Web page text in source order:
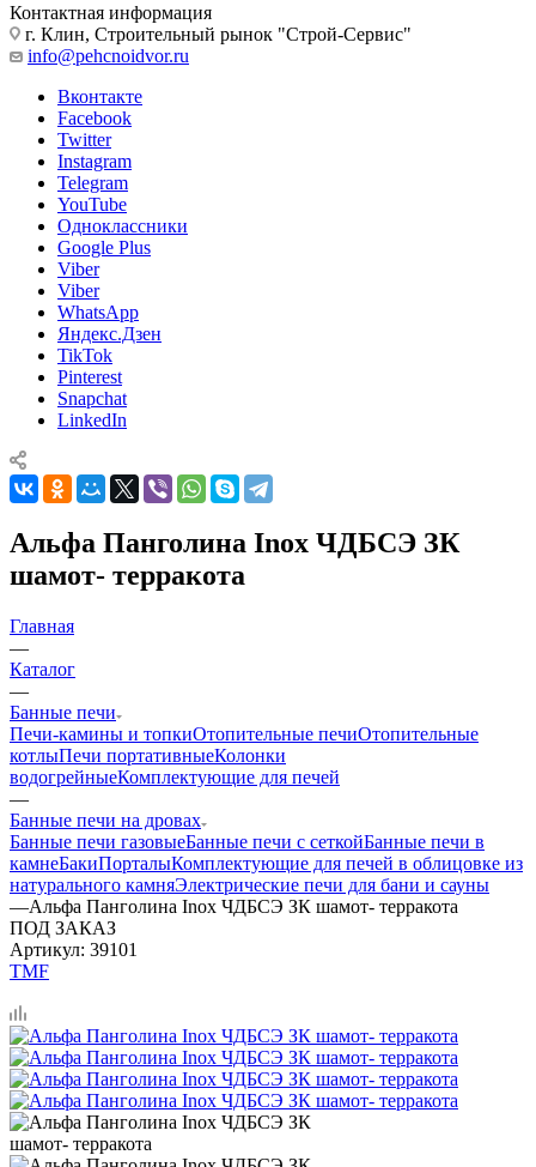
Контактная информация
г. Клин, Строительный рынок "Строй-Сервис"
info@pehcnoidvor.ru
Вконтакте
Facebook
Twitter
Instagram
Telegram
YouTube
Одноклассники
Google Plus
Viber
Viber
WhatsApp
Яндекс.Дзен
TikTok
Pinterest
Snapchat
LinkedIn
Альфа Панголина Inox ЧДБСЭ ЗК
шамот- терракота
Главная
—
Каталог
—
Банные печи
Печи-камины и топкиОтопительные печиОтопительные
котлыПечи портативныеКолонки
водогрейныеКомплектующие для печей
—
Банные печи на дровах
Банные печи газовыеБанные печи с сеткойБанные печи в
камнеБакиПорталыКомплектующие для печей в облицовке из
натурального камняЭлектрические печи для бани и сауны
—Альфа Панголина Inox ЧДБСЭ ЗК шамот- терракота
ПОД ЗАКАЗ
Артикул: 39101
TMF